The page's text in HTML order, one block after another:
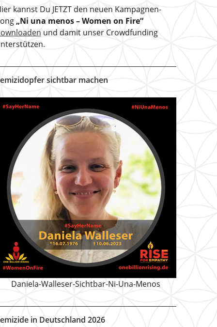
kannst Du JETZT den neuen Kampagnen-
„Ni una menos – Women on Fire“
und damit unser Crowdfunding
sichtbar machen
Daniela-Walleser-Sichtbar-Ni-Una-Menos
in Deutschland 2026